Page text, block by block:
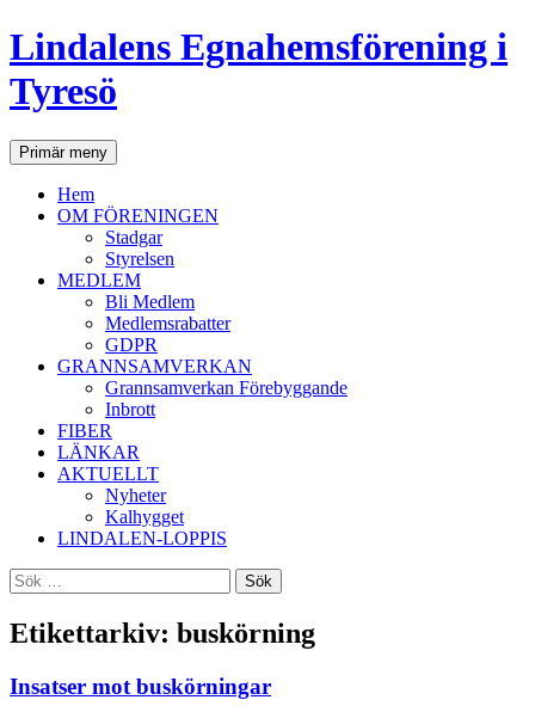
Lindalens Egnahemsförening i
Tyresö
SökPrimär meny Hoppa
till
Hem
OM FÖRENINGEN
Stadgar
Styrelsen
MEDLEM
Bli Medlem
Medlemsrabatter
GDPR
GRANNSAMVERKAN
Grannsamverkan Förebyggande
Inbrott
FIBER
LÄNKAR
AKTUELLT
Nyheter
Kalhygget
LINDALEN-LOPPIS
Sök
efter:
Etikettarkiv: buskörning
Insatser mot buskörningar